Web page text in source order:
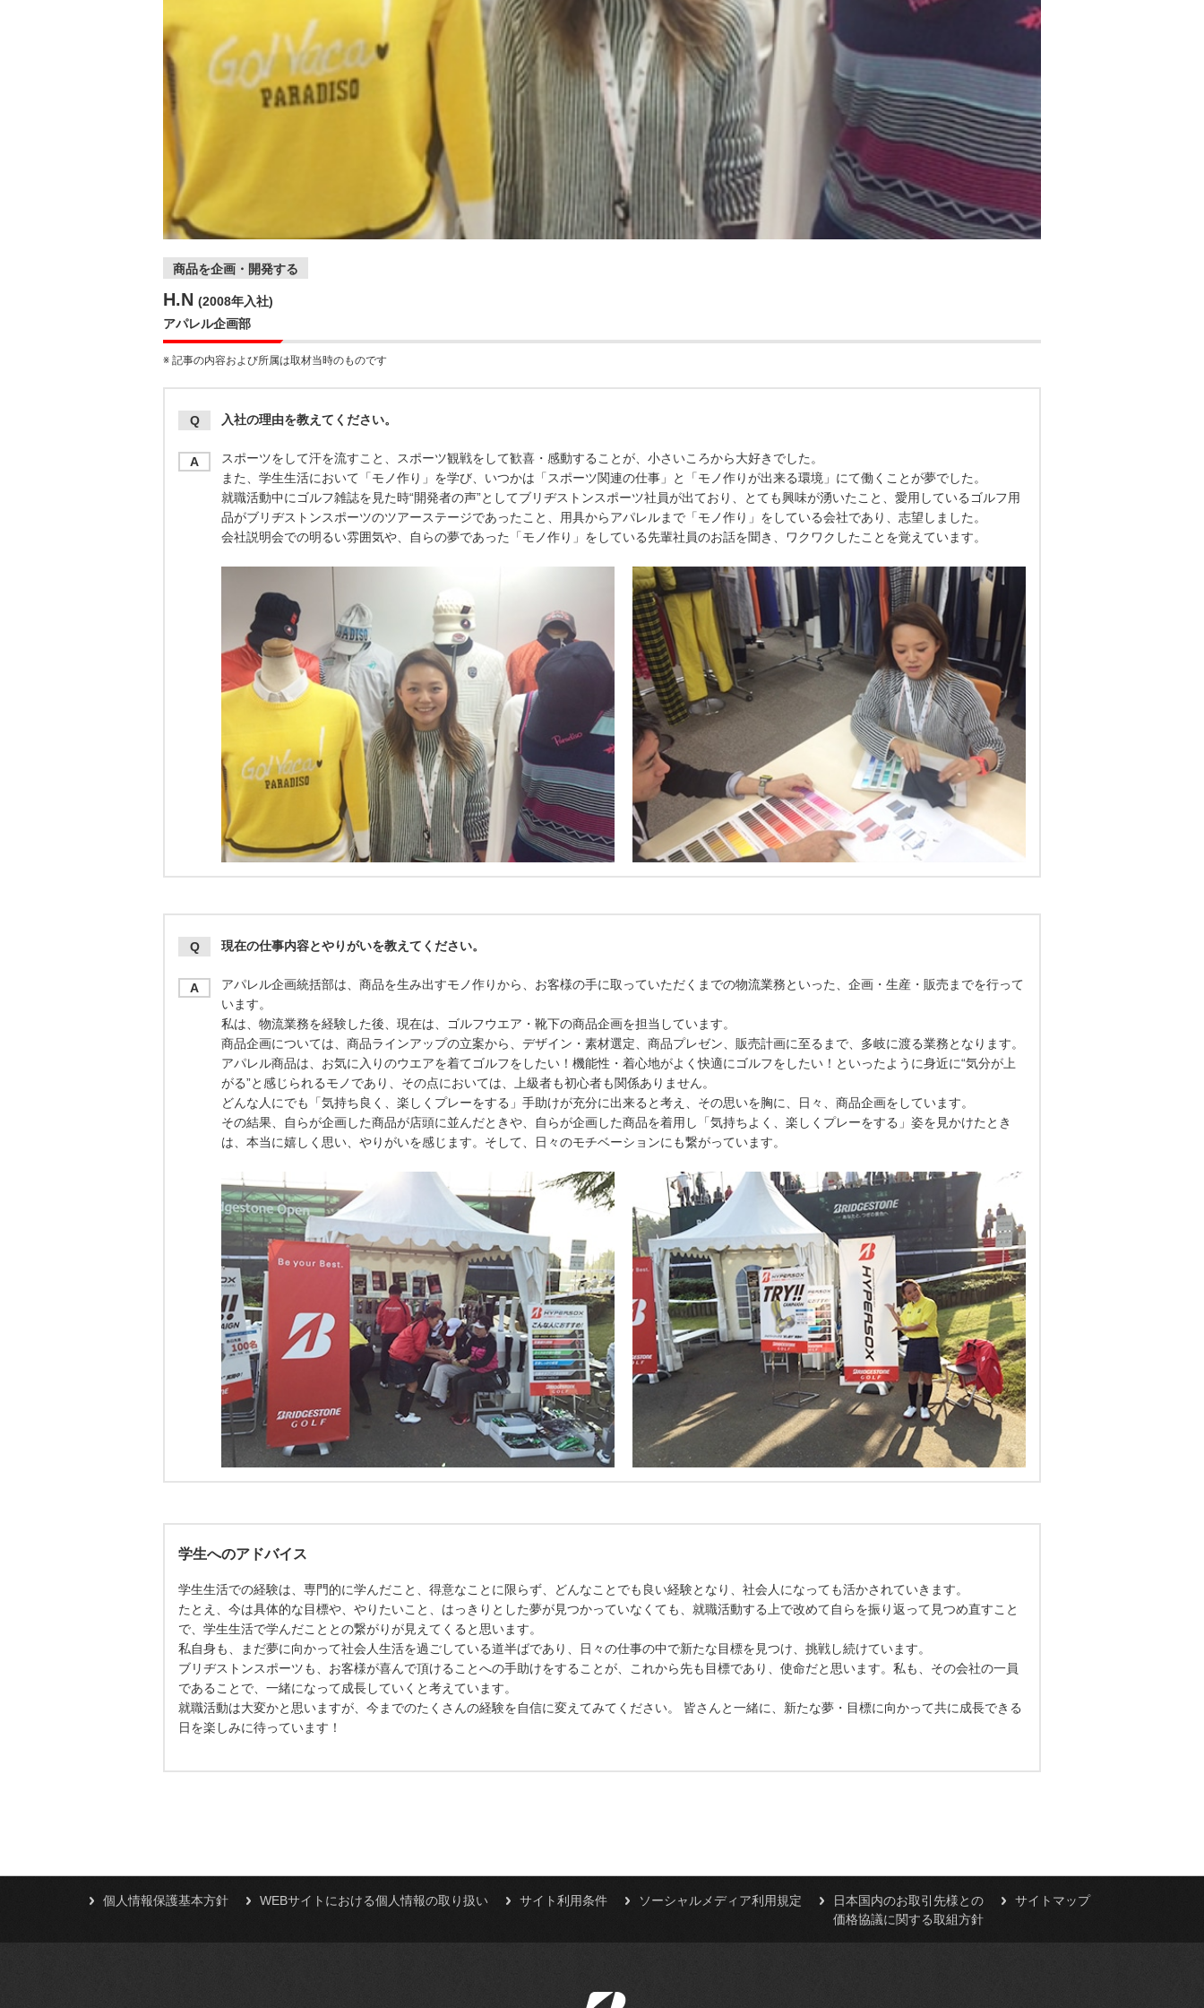
商品を企画・開発する
H.N (2008年入社)
アパレル企画部
※ 記事の内容および所属は取材当時のものです
Q 入社の理由を教えてください。
A
スポーツをして汗を流すこと、スポーツ観戦をして歓喜・感動することが、小さいころから大好きでした。
また、学生生活において「モノ作り」を学び、いつかは「スポーツ関連の仕事」と「モノ作りが出来る環境」にて働くことが夢でした。
就職活動中にゴルフ雑誌を見た時“開発者の声”としてブリヂストンスポーツ社員が出ており、とても興味が湧いたこと、愛用しているゴルフ用
品がブリヂストンスポーツのツアーステージであったこと、用具からアパレルまで「モノ作り」をしている会社であり、志望しました。
会社説明会での明るい雰囲気や、自らの夢であった「モノ作り」をしている先輩社員のお話を聞き、ワクワクしたことを覚えています。
Q 現在の仕事内容とやりがいを教えてください。
A
アパレル企画統括部は、商品を生み出すモノ作りから、お客様の手に取っていただくまでの物流業務といった、企画・生産・販売までを行って
います。
私は、物流業務を経験した後、現在は、ゴルフウエア・靴下の商品企画を担当しています。
商品企画については、商品ラインアップの立案から、デザイン・素材選定、商品プレゼン、販売計画に至るまで、多岐に渡る業務となります。
アパレル商品は、お気に入りのウエアを着てゴルフをしたい！機能性・着心地がよく快適にゴルフをしたい！といったように身近に“気分が上
がる”と感じられるモノであり、その点においては、上級者も初心者も関係ありません。
どんな人にでも「気持ち良く、楽しくプレーをする」手助けが充分に出来ると考え、その思いを胸に、日々、商品企画をしています。
その結果、自らが企画した商品が店頭に並んだときや、自らが企画した商品を着用し「気持ちよく、楽しくプレーをする」姿を見かけたとき
は、本当に嬉しく思い、やりがいを感じます。そして、日々のモチベーションにも繋がっています。
学生へのアドバイス
学生生活での経験は、専門的に学んだこと、得意なことに限らず、どんなことでも良い経験となり、社会人になっても活かされていきます。
たとえ、今は具体的な目標や、やりたいこと、はっきりとした夢が見つかっていなくても、就職活動する上で改めて自らを振り返って見つめ直すこと
で、学生生活で学んだこととの繋がりが見えてくると思います。
私自身も、まだ夢に向かって社会人生活を過ごしている道半ばであり、日々の仕事の中で新たな目標を見つけ、挑戦し続けています。
ブリヂストンスポーツも、お客様が喜んで頂けることへの手助けをすることが、これから先も目標であり、使命だと思います。私も、その会社の一員
であることで、一緒になって成長していくと考えています。
就職活動は大変かと思いますが、今までのたくさんの経験を自信に変えてみてください。 皆さんと一緒に、新たな夢・目標に向かって共に成長できる
日を楽しみに待っています！
個人情報保護基本方針 WEBサイトにおける個人情報の取り扱い サイト利用条件 ソーシャルメディア利用規定
日本国内のお取引先様との
価格協議に関する取組方針
サイトマップ